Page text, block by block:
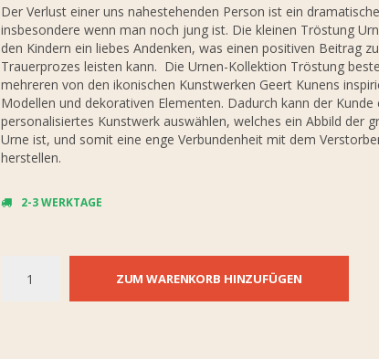
Der Verlust einer uns nahestehenden Person ist ein
insbesondere wenn man noch jung ist. Die kleinen Tröstung
den Kindern ein liebes Andenken, was einen positiven Beitrag
Trauerprozes leisten kann. Die Urnen-Kollektion Tröstung
mehreren von den ikonischen Kunstwerken Geert Kunens
Modellen und dekorativen Elementen. Dadurch kann der Kunde
personalisiertes Kunstwerk auswählen, welches ein Abbild der
Urne ist, und somit eine enge Verbundenheit mit dem
herstellen.
2-3 WERKTAGE
ZUM WARENKORB HINZUFÜGEN